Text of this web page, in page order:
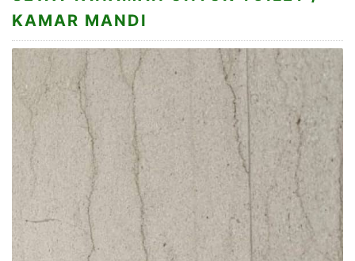
KAMAR MANDI